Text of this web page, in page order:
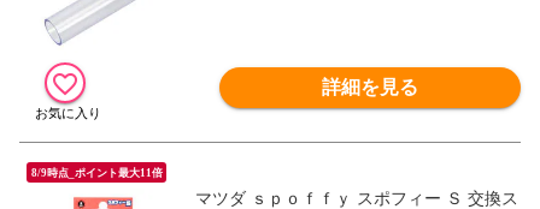
詳細を見る
8/9時点_ポイント最大11倍
マツダ ｓｐｏｆｆｙ スポフィー Ｓ 交換ス